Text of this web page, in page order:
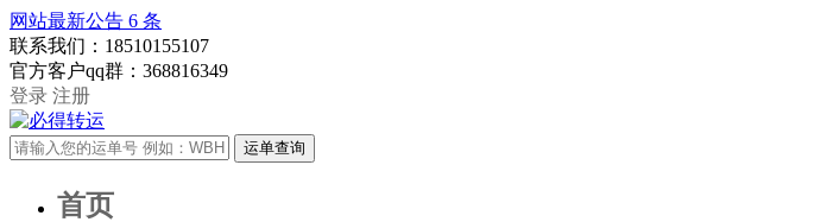
网站最新公告 6 条
联系我们： 18510155107
官方客户qq群： 368816349
登录 注册
首页